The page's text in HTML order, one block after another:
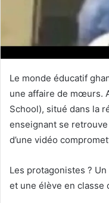
Le monde éducatif
une affaire de mœurs.
School), situé dans la
enseignant se
d’une vidéo
Les protagonistes ?
et une élève en classe